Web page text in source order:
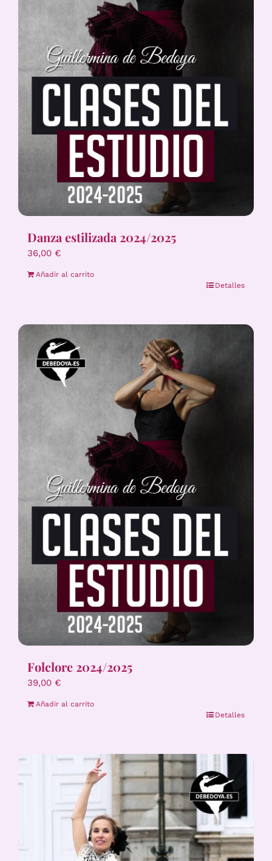
Danza estilizada 2024/2025
36,00 €
Añadir al carrito
Detalles
Folclore 2024/2025
39,00 €
Añadir al carrito
Detalles